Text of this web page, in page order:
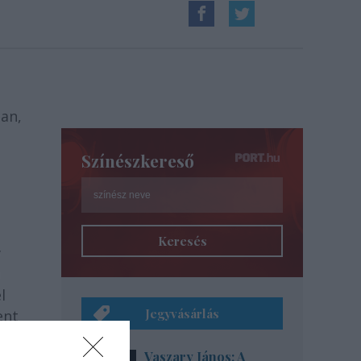
Színészkereső
Keresés
Jegyvásárlás
Vaszary János: A